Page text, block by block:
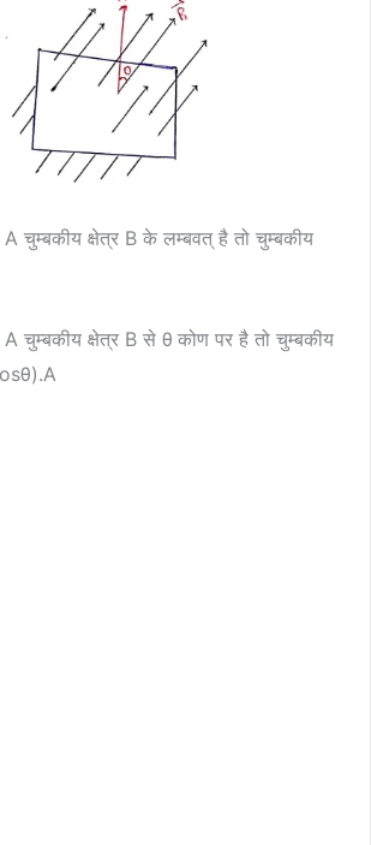
चुम्बकीय क्षेत्र B के लम्बवत् है तो चुम्बकीय
चुम्बकीय क्षेत्र B से θ कोण पर है तो चुम्बकीय